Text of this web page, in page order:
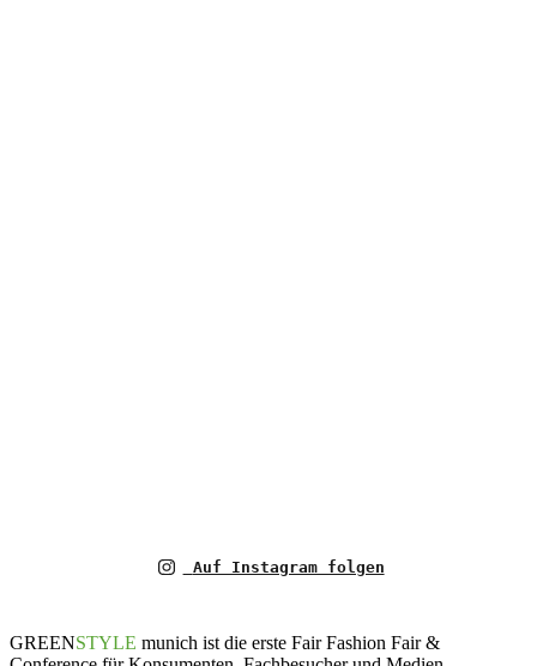
Auf Instagram folgen
GREENSTYLE munich ist die erste Fair Fashion Fair &